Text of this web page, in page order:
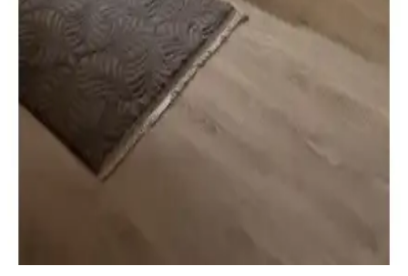
Fom Smith ve Viscofoam Oturma Minderleri
Karşılaştırması: Konfor ve Serinlik Sağlayan
Seçenekler
İki popüler ortopedik oturma minderi olan Fom Smith ve
Viscofoam'un özellikleri, kullanıcı yorumları ve karşılaştırmasıyla,
doğru ürünü seçmek için detaylı bilgi sunuyoruz.
İki Popüler Tek Kişilik Yatak Modelinin Detaylı
Karşılaştırması